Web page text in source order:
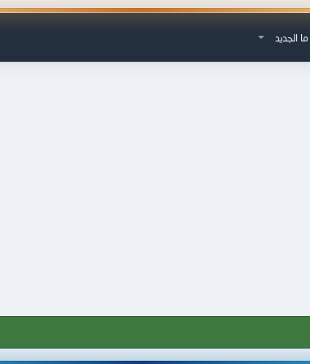
ما الجديد